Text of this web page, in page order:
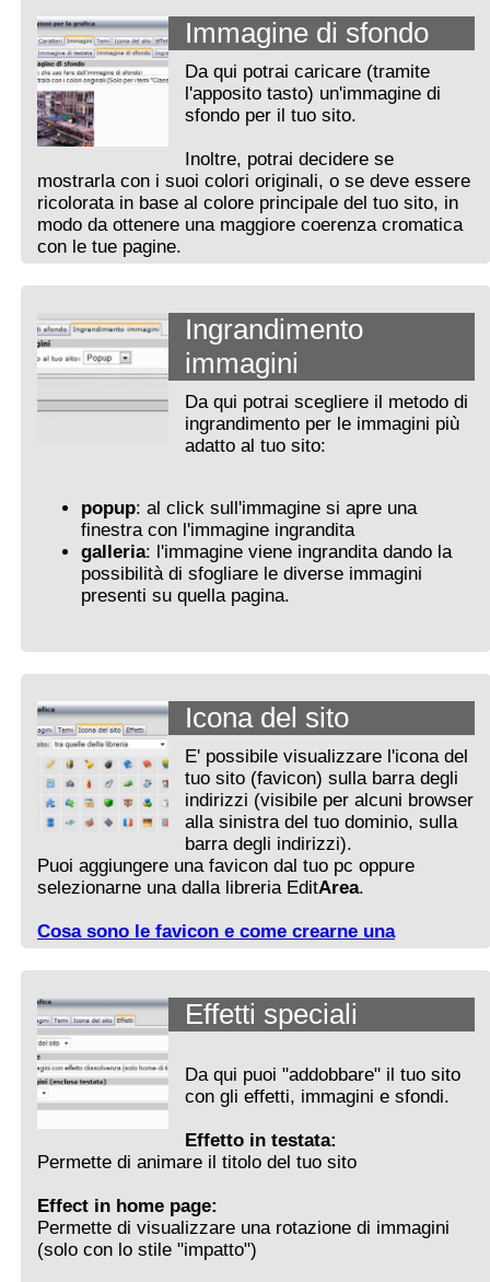
Immagine di sfondo
Da qui potrai caricare (tramite
l'apposito tasto) un'immagine di
sfondo per il tuo sito.
Inoltre, potrai decidere se
mostrarla con i suoi colori originali, o se deve essere
ricolorata in base al colore principale del tuo sito, in
modo da ottenere una maggiore coerenza cromatica
con le tue pagine.
Ingrandimento
immagini
Da qui potrai scegliere il metodo di
ingrandimento per le immagini più
adatto al tuo sito:
popup: al click sull'immagine si apre una
finestra con l'immagine ingrandita
galleria: l'immagine viene ingrandita dando la
possibilità di sfogliare le diverse immagini
presenti su quella pagina.
Icona del sito
E' possibile visualizzare l'icona del
tuo sito (favicon) sulla barra degli
indirizzi (visibile per alcuni browser
alla sinistra del tuo dominio, sulla
barra degli indirizzi).
Puoi aggiungere una favicon dal tuo pc oppure
selezionarne una dalla libreria EditArea.
Cosa sono le favicon e come crearne una
Effetti speciali
Da qui puoi "addobbare" il tuo sito
con gli effetti, immagini e sfondi.
Effetto in testata:
Permette di animare il titolo del tuo sito
Effect in home page:
Permette di visualizzare una rotazione di immagini
(solo con lo stile "impatto")